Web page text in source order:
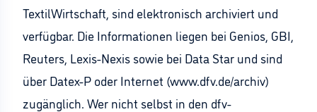
TextilWirtschaft, sind elektronisch archiviert und
verfügbar. Die Informationen liegen bei Genios, GBI,
Reuters, Lexis-Nexis sowie bei Data Star und sind
über Datex-P oder Internet (www.dfv.de/archiv)
zugänglich. Wer nicht selbst in den dfv-